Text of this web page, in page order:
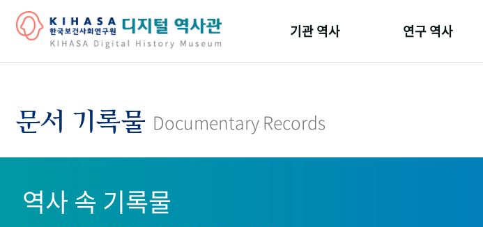
기관 역사
기관 변천사
연구 역사
문서 기록물 Documentary Records
역사 속 기록물